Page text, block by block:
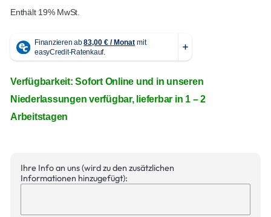
Enthält 19% MwSt.
Verfügbarkeit: Sofort Online und in unseren
Niederlassungen verfügbar, lieferbar in 1 – 2
Arbeitstagen
Ihre Info an uns (wird zu den zusätzlichen
Informationen hinzugefügt):